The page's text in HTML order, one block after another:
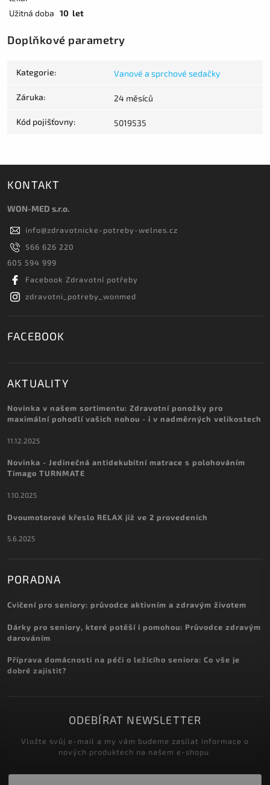
Užitná doba 10 let
Doplňkové parametry
Kategorie: Vanové a sprchové sedačky
Záruka: 24 měsíců
Kód pojišťovny: 5019535
KONTAKT
WON-MED s.r.o.
info@zdravotnicke-potreby-welnes.cz
566 626 220
605 594 999
Facebook Zdravotní potřeby
zdravotni_potreby_wonmed
FACEBOOK
AKTUALITY
Novinka v našem sortimentu: Zdravotní ponožky pro
maximální pohodlí vašich nohou - i v nadměrných velikostech
11.12.2025
Novinka - Jedinečná antidekubitní matrace s polohováním
Timago TURNMATE
1.10.2025
Dvoumotorové křeslo RELAX již ve 2 provedeních
5.6.2025
PORADNA
Cvičení pro seniory: průvodce aktivním a zdravým životem
Dárky pro seniory, které potěší i pomohou: Průvodce zdravým
darováním
Příprava domácnosti na péči o ležícího seniora: Co vše je
dobré zajistit?
ODEBÍRAT NEWSLETTER
Vložte svůj e-mail a my vám budeme zasílat informace o
nových produktech na našem e-shopu.